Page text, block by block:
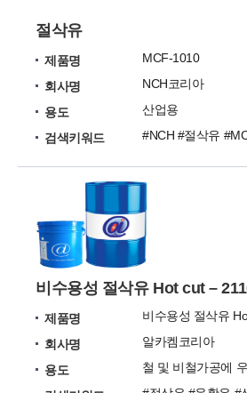
절삭유
제품명
MCF-1010
회사명
NCH코리아
용도
산업용
검색키워드
비수용성 절삭유 Hot cut –
제품명
비수용성 절삭유
회사명
알카켐코리아
용도